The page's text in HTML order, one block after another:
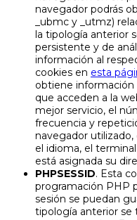
navegador podrás
_ubmc y _utmz)
la tipología anterior
persistente y de
información al
cookies en esta
obtiene información
que acceden a la
mejor servicio, el
frecuencia y
navegador utilizado,
el idioma, el
está asignada su
PHPSESSID. Esta
programación PHP
sesión se puedan
tipología anterior se